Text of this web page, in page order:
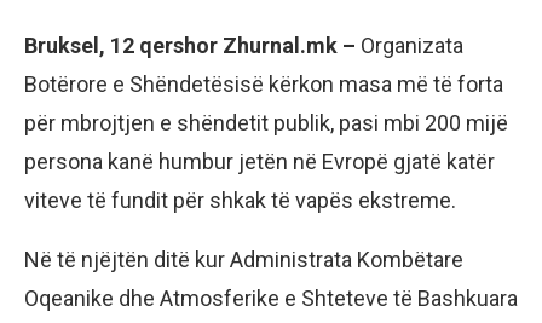
Bruksel, 12 qershor Zhurnal.mk – Organizata
Botërore e Shëndetësisë kërkon masa më të forta
për mbrojtjen e shëndetit publik, pasi mbi 200 mijë
persona kanë humbur jetën në Evropë gjatë katër
viteve të fundit për shkak të vapës ekstreme.
Në të njëjtën ditë kur Administrata Kombëtare
Oqeanike dhe Atmosferike e Shteteve të Bashkuara